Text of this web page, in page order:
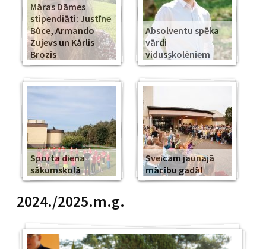
Māras Dāmes
stipendiāti: Justīne
Būce, Armando
Zujevs un Kārlis
Brozis
Absolventu spēka
vārdi
vidusskolēniem
Sporta diena
sākumskolā
Sveicam jaunajā
mācību gadā!
2024./2025.m.g.